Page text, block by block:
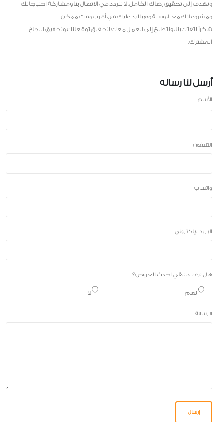
ونهدف إلى تحقيق رضاك الكامل. لا تتردد في الاتصال بنا ومشاركة احتياجاتك
ومشروعاتك معنا، وسنقوم بالرد عليك في أقرب وقت ممكن.
شكراً لثقتك بنا، ونتطلع إلى العمل معك لتحقيق توقعاتك وتحقيق النجاح
المشترك.
أرسل لنا رساله
الأسم
التليفون
واتساب
البريد الإلكتروني
هل ترغب بتلقي احدث العروض؟
نعم لا
الرسالة